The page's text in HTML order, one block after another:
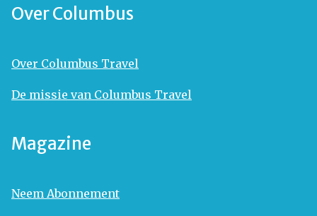
Over Columbus
Over Columbus Travel
De missie van Columbus Travel
Magazine
Neem Abonnement